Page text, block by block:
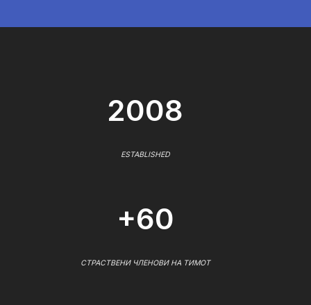
2008
ESTABLISHED
+60
СТРАСТВЕНИ ЧЛЕНОВИ НА ТИМОТ